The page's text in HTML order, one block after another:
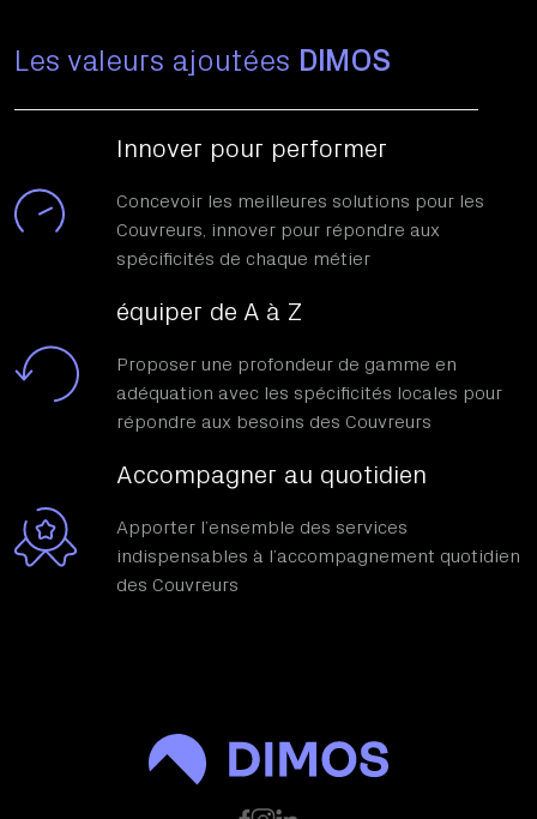
Les valeurs ajoutées DIMOS
Innover pour performer
Concevoir les meilleures solutions pour les
Couvreurs, innover pour répondre aux
spécificités de chaque métier
équiper de A à Z
Proposer une profondeur de gamme en
adéquation avec les spécificités locales pour
répondre aux besoins des Couvreurs
Accompagner au quotidien
Apporter l’ensemble des services
indispensables à l’accompagnement quotidien
des Couvreurs